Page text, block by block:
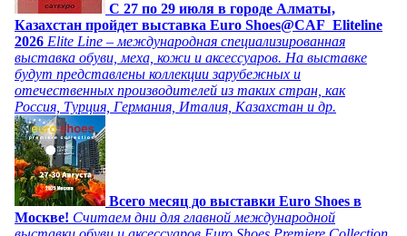
C 27 по 29 июля в городе Алматы,
Казахстан пройдет выставка Euro Shoes@CAF_Eliteline
2026 Elite Line – международная специализированная
выставка обуви, меха, кожи и аксессуаров. На выставке
будут представлены коллекции зарубежных и
отечественных производителей из таких стран, как
Россия, Турция, Германия, Италия, Казахстан и др.
Всего месяц до выставки Euro Shoes в
Москве! Считаем дни для главной международной